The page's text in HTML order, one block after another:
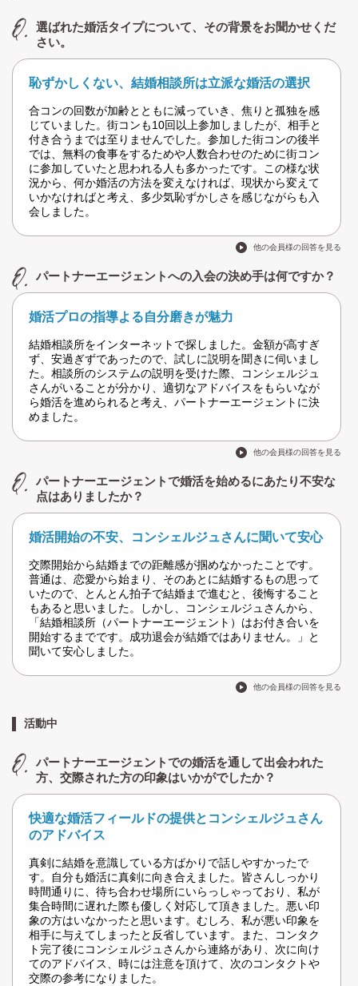
選ばれた婚活タイプについて、その背景をお聞かせくだ
さい。
恥ずかしくない、結婚相談所は立派な婚活の選択
合コンの回数が加齢とともに減っていき、焦りと孤独を感
じていました。街コンも10回以上参加しましたが、相手と
付き合うまでは至りませんでした。参加した街コンの後半
では、無料の食事をするためや人数合わせのために街コン
に参加していたと思われる人も多かったです。この様な状
況から、何か婚活の方法を変えなければ、現状から変えて
いかなければと考え、多少気恥ずかしさを感じながらも入
会しました。
他の会員様の回答を見る
パートナーエージェントへの入会の決め手は何ですか？
婚活プロの指導よる自分磨きが魅力
結婚相談所をインターネットで探しました。金額が高すぎ
ず、安過ぎずであったので、試しに説明を聞きに伺いまし
た。相談所のシステムの説明を受けた際、コンシェルジュ
さんがいることが分かり、適切なアドバイスをもらいなが
ら婚活を進められると考え、パートナーエージェントに決
めました。
他の会員様の回答を見る
パートナーエージェントで婚活を始めるにあたり不安な
点はありましたか？
婚活開始の不安、コンシェルジュさんに聞いて安心
交際開始から結婚までの距離感が掴めなかったことです。
普通は、恋愛から始まり、そのあとに結婚するもの思って
いたので、とんとん拍子で結婚まで進むと、後悔すること
もあると思いました。しかし、コンシェルジュさんから、
「結婚相談所（パートナーエージェント）はお付き合いを
開始するまでです。成功退会が結婚ではありません。」と
聞いて安心しました。
他の会員様の回答を見る
活動中
パートナーエージェントでの婚活を通して出会われた
方、交際された方の印象はいかがでしたか？
快適な婚活フィールドの提供とコンシェルジュさん
のアドバイス
真剣に結婚を意識している方ばかりで話しやすかったで
す。自分も婚活に真剣に向き合えました。皆さんしっかり
時間通りに、待ち合わせ場所にいらっしゃっており、私が
集合時間に遅れた際も優しく対応して頂きました。悪い印
象の方はいなかったと思います。むしろ、私が悪い印象を
相手に与えてしまったと反省しています。また、コンタク
ト完了後にコンシェルジュさんから連絡があり、次に向け
てのアドバイス、時には注意を頂けて、次のコンタクトや
交際の参考になりました。